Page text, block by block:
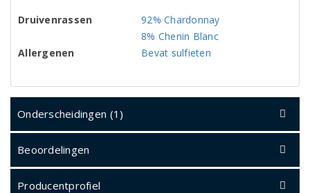
Druivenrassen
92% Chardonnay
8% Chenin Blanc
Allergenen
Bevat sulfieten
Onderscheidingen (1)
Beoordelingen
Producentprofiel